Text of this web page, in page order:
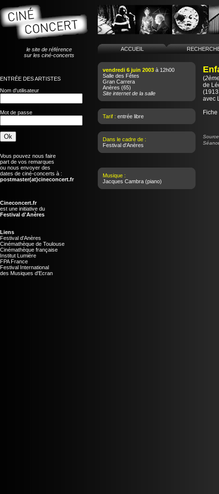
le site de référence
sur les ciné-concerts
ENTRÉE DES ARTISTES
Nom d'utilisateur
Mot de passe
Vous pouvez nous faire
part de vos remarques
ou nous envoyer des
dates de ciné-concerts à :
postmaster(at)cineconcert.fr
Cineconcert.fr
est une initiative du
Festival d'Anères
Liens
Festival d'Anères
Cinémathèque de Toulouse
Cinémathèque française
Institut Lumière
FPA France
Festival International
des Musiques d'Ecran
ACCUEIL
vendredi 6 juin 2003 à 12h00
Salle des Fêtes
Gran Carrera
Anères (65)
Site internet de la salle
Tarif : entrée libre
Dans le cadre de :
Festival d'Anères
Musique :
Jacques Cambra (piano)
(
de
avec